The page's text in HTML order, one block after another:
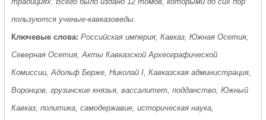
пользуются ученые-кавказоведы.
Ключевые слова: Российская империя, Кавказ, Южная Осетия,
Северная Осетия, Акты Кавказской Археографической
Комиссии, Адольф Берже, Николай I, Кавказская администрация,
Воронцов, грузинские князья, вассалитет, подданство, Южный
Кавказ, политика, самодержавие, историческая наука,